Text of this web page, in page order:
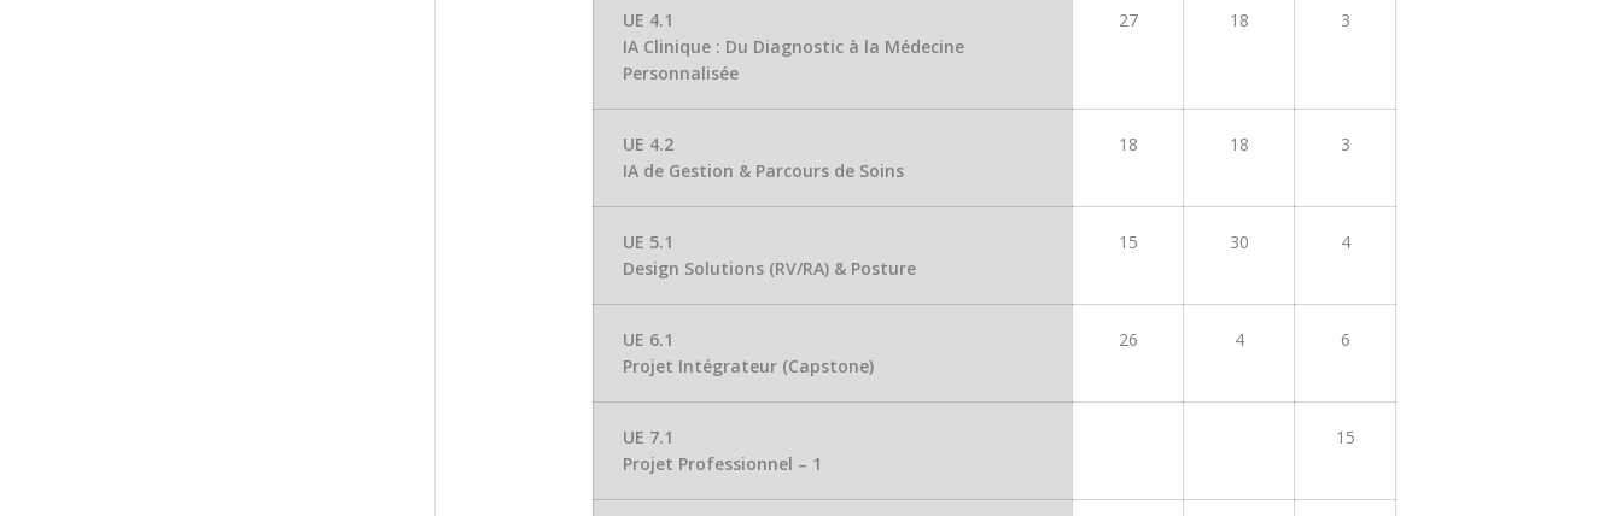
UE 4.1
IA Clinique : Du Diagnostic à la Médecine
Personnalisée
27 18 3
UE 4.2
IA de Gestion & Parcours de Soins
18 18 3
UE 5.1
Design Solutions (RV/RA) & Posture
15 30 4
UE 6.1
Projet Intégrateur (Capstone)
26 4 6
UE 7.1
Projet Professionnel – 1
15